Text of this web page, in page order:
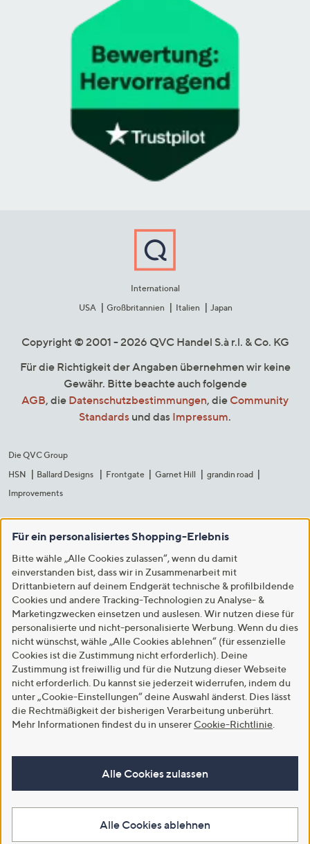
International
USA
Großbritannien Italien Japan
Copyright © 2001 - 2026 QVC Handel S.à r.l. & Co. KG
Für die Richtigkeit der Angaben übernehmen wir keine
Gewähr. Bitte beachte auch folgende
AGB, die Datenschutzbestimmungen, die Community
Standards und das Impressum.
Die QVC Group
HSN
Ballard Designs Frontgate Garnet Hill
grandin road
Improvements
Für ein personalisiertes Shopping-Erlebnis
Bitte wähle „Alle Cookies zulassen“, wenn du damit
einverstanden bist, dass wir in Zusammenarbeit mit
Drittanbietern auf deinem Endgerät technische & profilbildende
Cookies und andere Tracking-Technologien zu Analyse- &
Marketingzwecken einsetzen und auslesen. Wir nutzen diese für
personalisierte und nicht-personalisierte Werbung. Wenn du dies
nicht wünschst, wähle „Alle Cookies ablehnen“ (für essenzielle
Cookies ist die Zustimmung nicht erforderlich). Deine
Zustimmung ist freiwillig und für die Nutzung dieser Webseite
nicht erforderlich. Du kannst sie jederzeit widerrufen, indem du
unter „Cookie-Einstellungen“ deine Auswahl änderst. Dies lässt
die Rechtmäßigkeit der bisherigen Verarbeitung unberührt.
Mehr Informationen findest du in unserer Cookie-Richtlinie
Alle Cookies zulassen
Alle Cookies ablehnen